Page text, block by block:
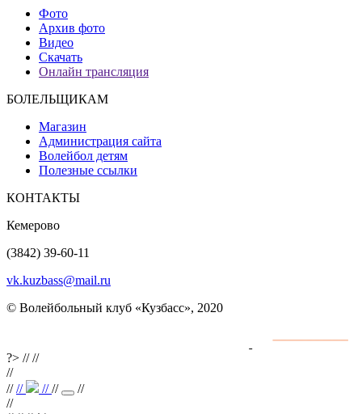
Фото
Архив фото
Видео
Скачать
Онлайн трансляция
БОЛЕЛЬЩИКАМ
Магазин
Администрация сайта
Волейбол детям
Полезные ссылки
КОНТАКТЫ
Кемерово
(3842) 39-60-11
vk.kuzbass@mail.ru
© Волейбольный клуб «Кузбасс», 2020
?> ////
//
//// ////
//
//